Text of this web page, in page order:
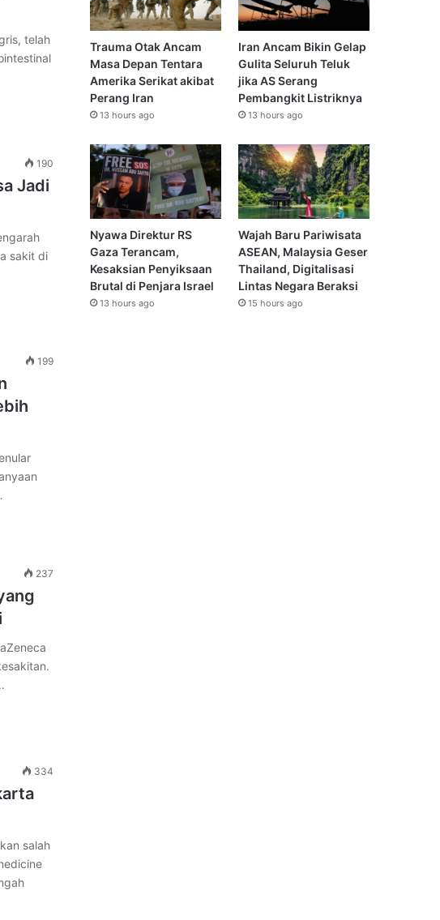
telah
190
Jadi
sakit di
199
237
334
salah
Trauma Otak Ancam
Masa Depan Tentara
Amerika Serikat akibat
Perang Iran
13 hours ago
Iran Ancam Bikin Gelap
Gulita Seluruh Teluk
jika AS Serang
Pembangkit Listriknya
13 hours ago
Nyawa Direktur RS
Gaza Terancam,
Kesaksian Penyiksaan
Brutal di Penjara Israel
13 hours ago
Wajah Baru Pariwisata
ASEAN, Malaysia Geser
Thailand, Digitalisasi
Lintas Negara Beraksi
15 hours ago